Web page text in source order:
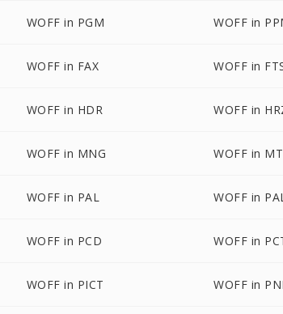
WOFF in PGM WOFF in
WOFF in FAX WOFF in
WOFF in HDR WOFF in
WOFF in MNG WOFF in
WOFF in PAL WOFF in
WOFF in PCD WOFF in
WOFF in PICT WOFF in